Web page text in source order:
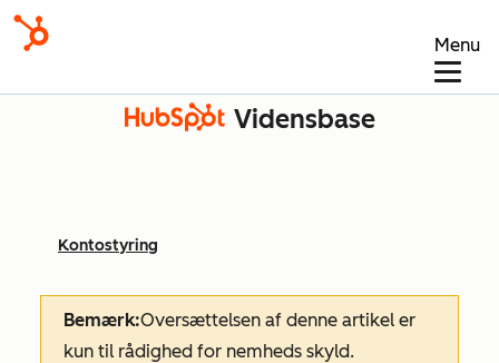
Menu
Vidensbase
Kontostyring
Bemærk:Oversættelsen af denne artikel er
kun til rådighed for nemheds skyld.